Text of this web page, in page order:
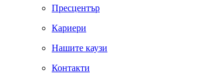
Пресцентър
Кариери
Нашите каузи
Контакти